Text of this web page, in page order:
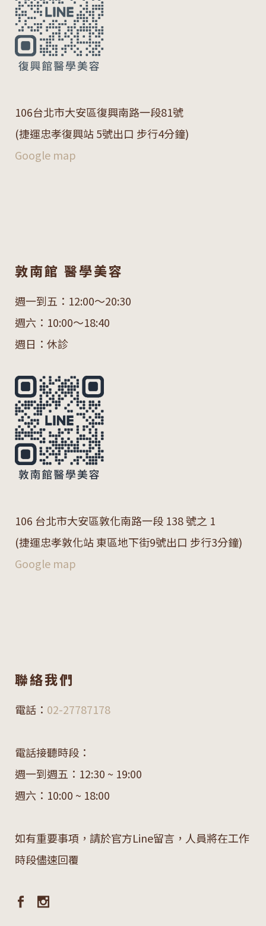
106台北市大安區復興南路一段81號
(捷運忠孝復興站 5號出口 步行4分鐘)
Google map
敦南館 醫學美容
週一到五：12:00～20:30
週六：10:00～18:40
週日：休診
106 台北市大安區敦化南路一段 138 號之 1
(捷運忠孝敦化站 東區地下街9號出口 步行3分鐘)
Google map
聯絡我們
電話： 02-27787178
電話接聽時段：
週一到週五：12:30 ~ 19:00
週六：10:00 ~ 18:00
如有重要事項，請於官方Line留言，人員將在工作
時段儘速回覆